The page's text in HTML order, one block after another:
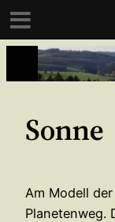
Inhalt
Sonne
Am Modell
Planetenweg.